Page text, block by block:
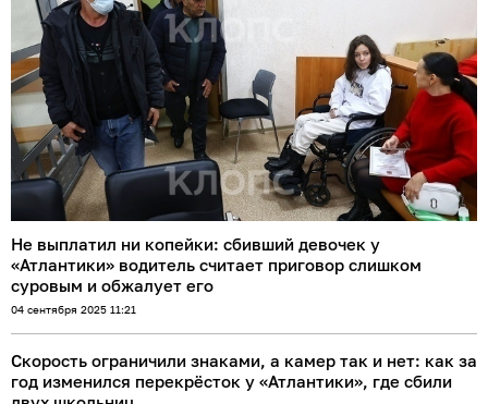
Не выплатил ни копейки: сбивший девочек у
«Атлантики» водитель считает приговор слишком
суровым и обжалует его
04 сентября 2025 11:21
Скорость ограничили знаками, а камер так и нет: как за
год изменился перекрёсток у «Атлантики», где сбили